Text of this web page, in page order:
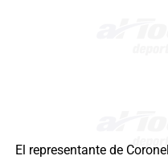
El representante de